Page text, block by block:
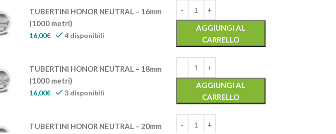
TUBERTINI HONOR NEUTRAL – 16mm
(1000 metri)
16,00€ 4 disponibili
AGGIUNGI AL
CARRELLO
TUBERTINI HONOR NEUTRAL – 18mm
(1000 metri)
16,00€ 3 disponibili
AGGIUNGI AL
CARRELLO
TUBERTINI HONOR NEUTRAL – 20mm